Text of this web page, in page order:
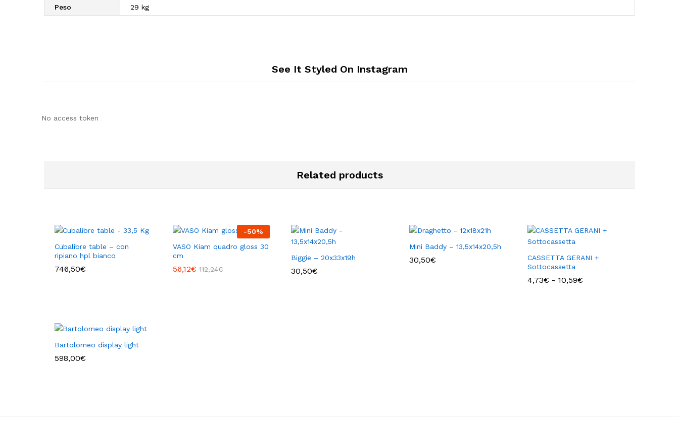
Peso 29 kg
See It Styled On Instagram
No access token
Related products
Cubalibre table – con
ripiano hpl bianco
746,50€
-50%
VASO Kiam quadro gloss 30
cm
56,12€ 112,24€
Biggie – 20x33x19h
30,50€
Mini Baddy – 13,5x14x20,5h
30,50€
CASSETTA GERANI +
Sottocassetta
4,73€ - 10,59€
Bartolomeo display light
598,00€